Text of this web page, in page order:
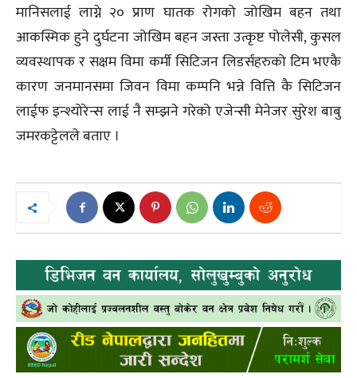
मानिसलाई लाग्ने २० प्राण घातक रोगको जोखिम बहन तथा
आकस्मिक हुने दुर्घटना जोखिम बहन जस्ता उत्कृष्ट पोलेसी, कुसल
व्यवस्थापक र सक्षम विमा कर्मी सिटिजन लिडर्सहरुको टिम भएकै
कारण जनमानसमा जिवन विमा कम्पनि भन्ने वित्ति कै सिटिजन
लाईफ इन्श्योरेन्स लाई नै सम्झने गरेको एजेन्सी मेनेजर सुरेश बाबु
जमरकट्टेलले बताए ।